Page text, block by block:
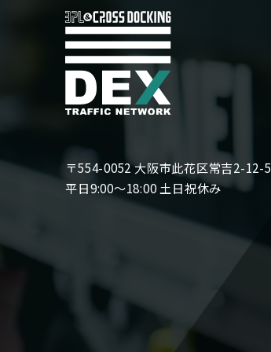
〒554-0052 大阪市此花区常吉2-12-5
平日9:00〜18:00 土日祝休み